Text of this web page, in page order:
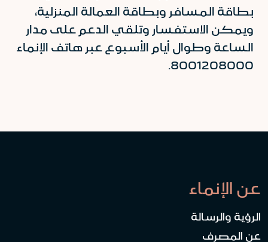
بطاقة المسافر وبطاقة العمالة المنزلية،
ويمكن الاستفسار وتلقي الدعم على مدار
الساعة وطوال أيام الأسبوع عبر هاتف الإنماء
8001208000.
عن الإنماء
الرؤية والرسالة
عن المصرف